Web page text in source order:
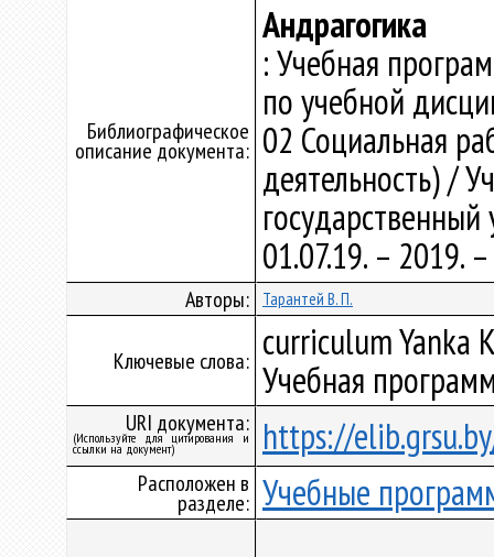
Библиографическое
описание документа:
Андрагогика
: Учебная
по учебной
02 Социальная
деятельность) /
01.07.19. – 2019.
Авторы: Тарантей В. П.
Ключевые слова: curriculum Yanka
Учебная
URI документа:
(Используйте для цитирования и
ссылки на документ) https://
Расположен в
разделе: Учебные